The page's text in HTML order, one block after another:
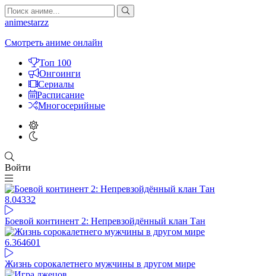
animestarzz
Смотреть аниме онлайн
Топ 100
Онгоинги
Сериалы
Расписание
Многосерийные
Войти
8.04332
Боевой континент 2: Непревзойдённый клан Тан
6.364601
Жизнь сорокалетнего мужчины в другом мире